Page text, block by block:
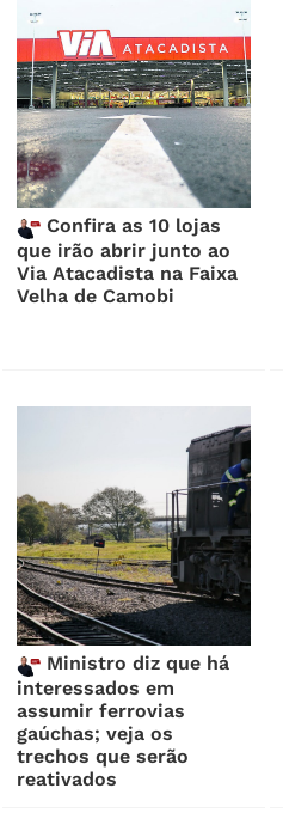
Confira as 10 lojas
que irão abrir junto ao
Via Atacadista na Faixa
Velha de Camobi
Ministro diz que há
interessados em
assumir ferrovias
gaúchas; veja os
trechos que serão
reativados